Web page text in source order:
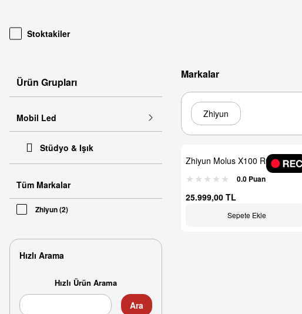
Stoktakiler
Ürün Grupları
Mobil Led
Stüdyo & Işık
Tüm Markalar
Zhiyun (2)
Hızlı Arama
Hızlı Ürün Arama
Ara
Markalar
Zhiyun
Zhiyun Molus X100 RGB 100W
Taşınabilir LED Işık Pro Paket
0.0 Puan
25.999,00 TL
Sepete Ekle